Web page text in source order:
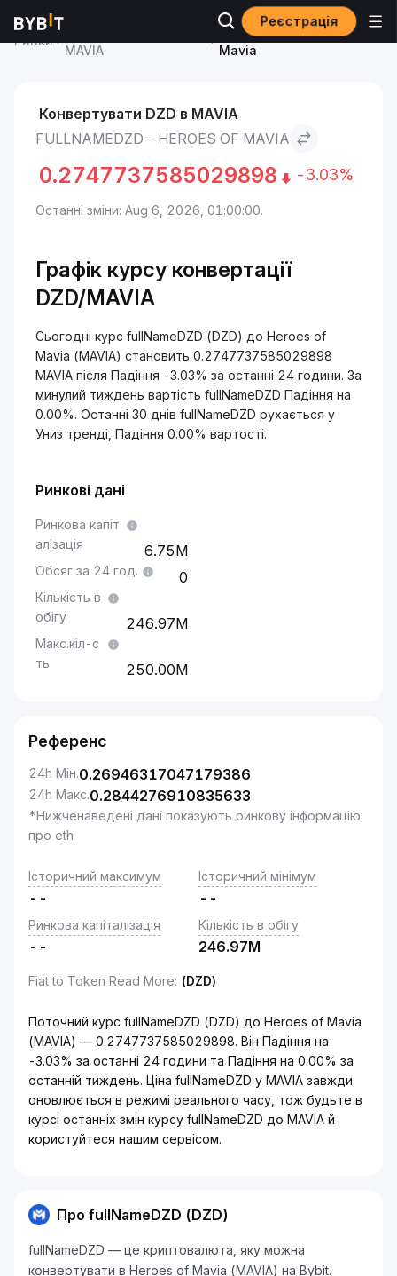
Реєстрація
Ринки
MAVIA
fullNameDZD to Heroes of
Mavia
Конвертувати DZD в MAVIA
FULLNAMEDZD – HEROES OF MAVIA
0.2747737585029898 -3.03%
Останні зміни: Aug 6, 2026, 01:00:00.
Графік курсу конвертації
DZD/MAVIA
Сьогодні курс fullNameDZD (DZD) до Heroes of
Mavia (MAVIA) становить 0.2747737585029898
MAVIA після Падіння -3.03% за останні 24 години. За
минулий тиждень вартість fullNameDZD Падіння на
0.00%. Останні 30 днів fullNameDZD рухається у
Униз тренді, Падіння 0.00% вартості.
Ринкові дані
Ринкова капіт
алізація
6.75M
Обсяг за 24 год. 0
Кількість в
обігу
246.97M
Макс.кіл-с
ть
250.00M
Референс
24h Мін.0.26946317047179386
24h Макс.0.2844276910835633
*Нижченаведені дані показують ринкову інформацію
про eth
Історичний максимум
--
Історичний мінімум
--
Ринкова капіталізація
--
Кількість в обігу
246.97M
Fiat to Token Read More: (DZD)
Поточний курс fullNameDZD (DZD) до Heroes of Mavia
(MAVIA) — 0.2747737585029898. Він Падіння на
-3.03% за останні 24 години та Падіння на 0.00% за
останній тиждень. Ціна fullNameDZD у MAVIA завжди
оновлюється в режимі реального часу, тож будьте в
курсі останніх змін курсу fullNameDZD до MAVIA й
користуйтеся нашим сервісом.
Про fullNameDZD (DZD)
fullNameDZD — це криптовалюта, яку можна
конвертувати в Heroes of Mavia (MAVIA) на Bybit.